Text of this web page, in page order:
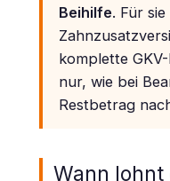
Beihilfe. Für
komplette
nur, wie bei
Restbetrag
Wann lohnt